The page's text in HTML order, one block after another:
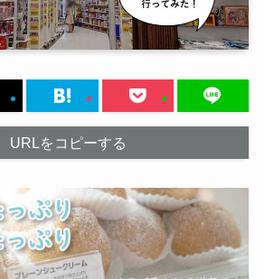
URLをコピーする